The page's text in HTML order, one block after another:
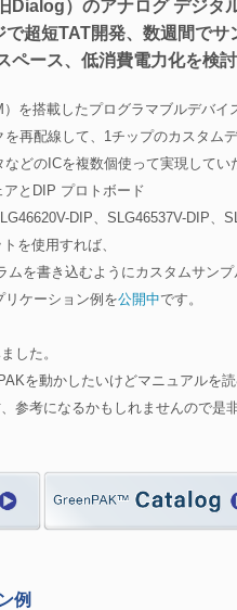
Dialog）のアナログ デジ
超短TAT開発、数週間でサ
ペース、低消費電力化を検
を搭載したプログラマブルデバイ
再配線して、1チップのカスタム
どのICを複数個使って実現して
アとDIP プロトボード
DIP、SLG46537V-DIP、
を使用すれば、
ムを書き込むようにカスタムサン
リケーション例を公開中です。
した。
を動かしたいけどマニュアルを
参考になるかもしれませんので是
例